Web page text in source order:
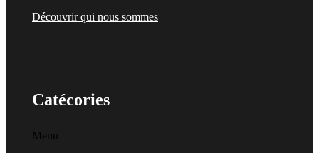
Découvrir qui nous sommes
Catécories
Menu